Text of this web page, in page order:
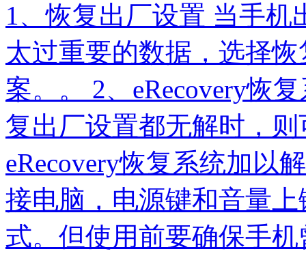
1、恢复出厂设置 当手
太过重要的数据，选择
案。。 2、eRecovery恢
复出厂设置都无解时，
eRecovery恢复系统加以
接电脑，电源键和音量上
式。但使用前要确保手